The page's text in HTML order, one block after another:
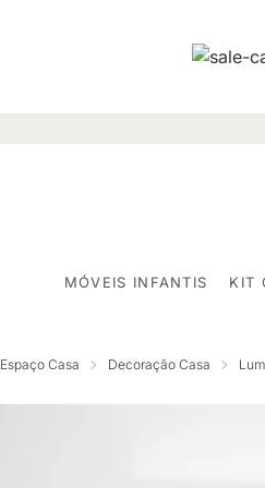
MÓVEIS INFANTIS KIT
Espaço Casa Decoração Casa